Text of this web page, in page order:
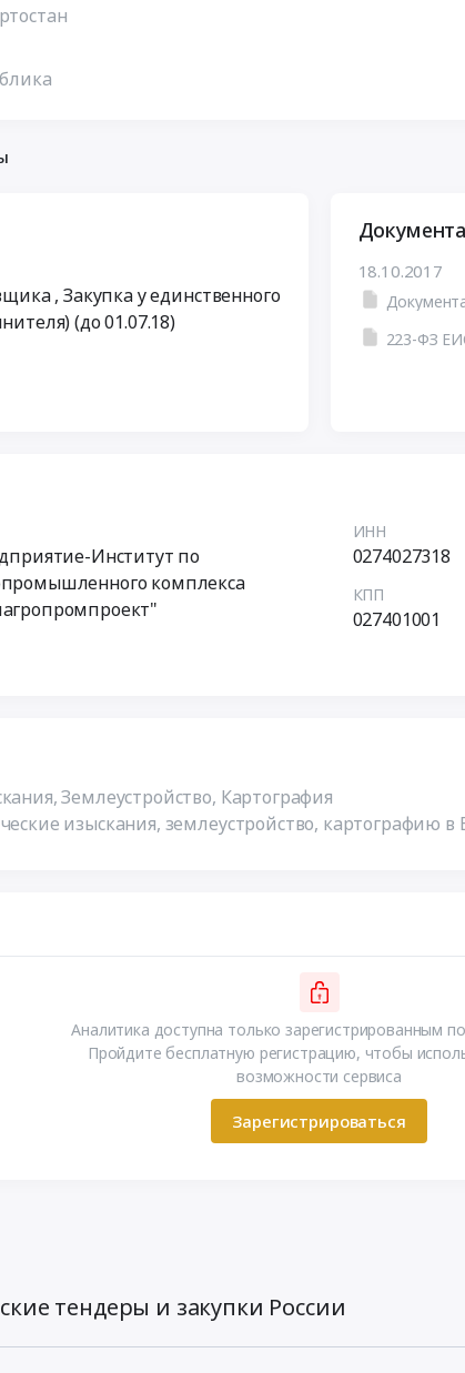
, Закупка у единственного
(до 01.07.18)
18.10.2017
Институт по
комплекса
ИНН
0274027318
КПП
027401001
Землеустройство, Картография
изыскания, землеустройство, картографию в
Аналитика доступна только зарегистрированным
Пройдите бесплатную регистрацию, чтобы
возможности сервиса
Зарегистрироваться
тендеры и закупки России